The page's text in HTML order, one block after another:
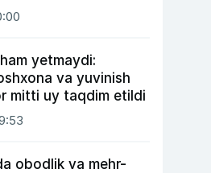
yetmaydi:
va yuvinish
mitti uy taqdim etildi
obodlik va mehr-